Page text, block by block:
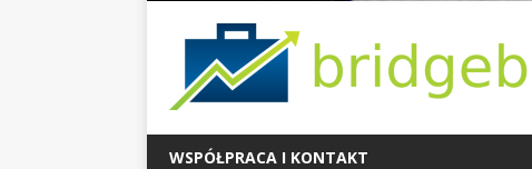
WSPÓŁPRACA I KONTAKT